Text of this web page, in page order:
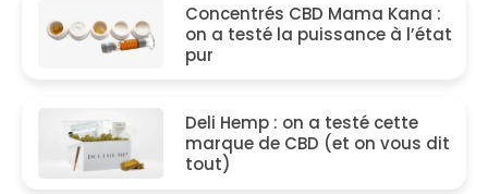
Concentrés CBD Mama Kana :
on a testé la puissance à l’état
pur
Deli Hemp : on a testé cette
marque de CBD (et on vous dit
tout)